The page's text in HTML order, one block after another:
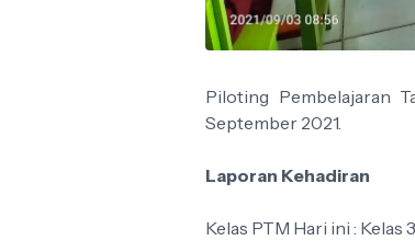
Piloting Pembelajaran
September 2021.
Laporan Kehadiran
Kelas PTM Hari ini : Kelas